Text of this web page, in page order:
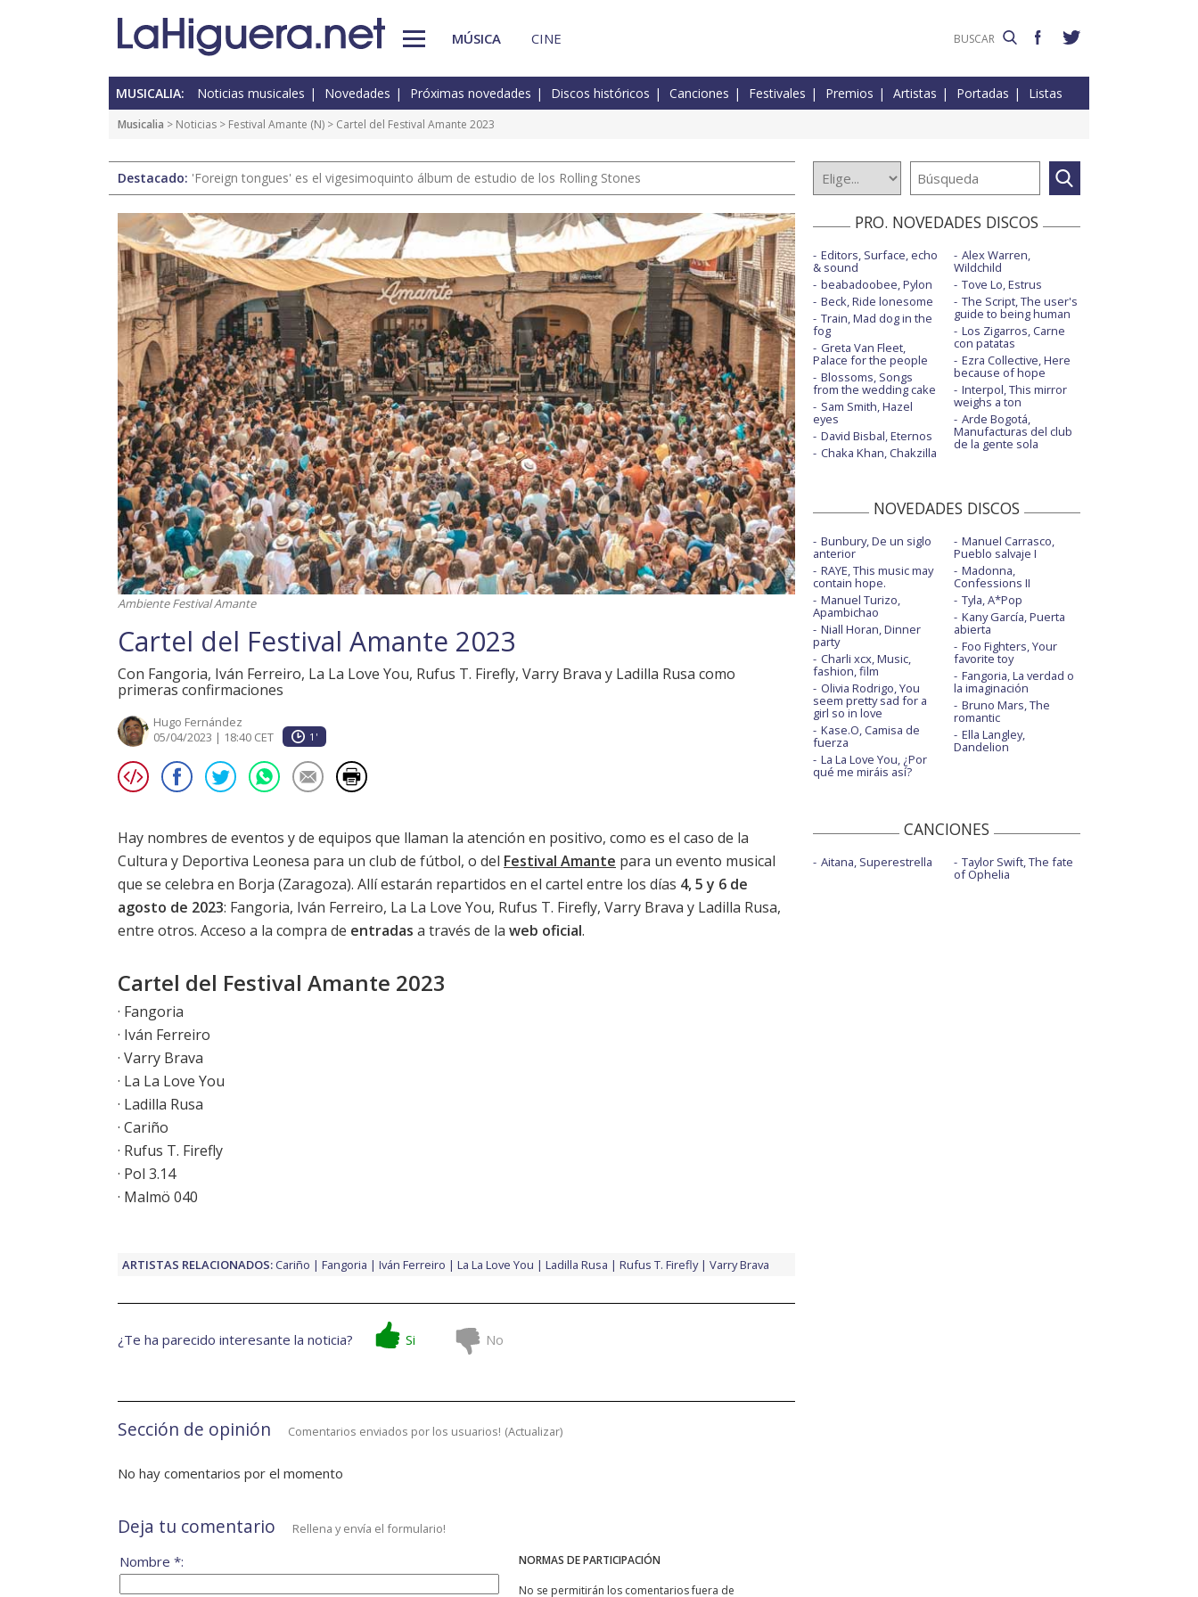
MÚSICA CINE
MUSICALIA: Noticias musicales Novedades Próximas novedades Discos históricos Canciones Festivales Premios Artistas Portadas Listas
Musicalia > Noticias > Festival Amante (N) > Cartel del Festival Amante 2023
Destacado: 'Foreign tongues' es el vigesimoquinto álbum de estudio de los Rolling Stones
Ambiente Festival Amante
Cartel del Festival Amante 2023
Con Fangoria, Iván Ferreiro, La La Love You, Rufus T. Firefly, Varry Brava y Ladilla Rusa como
primeras confirmaciones
Hugo Fernández
05/04/2023 | 18:40 CET
1'
Hay nombres de eventos y de equipos que llaman la atención en positivo, como es el caso de la
Cultura y Deportiva Leonesa para un club de fútbol, o del Festival Amante para un evento musical
que se celebra en Borja (Zaragoza). Allí estarán repartidos en el cartel entre los días 4, 5 y 6 de
agosto de 2023: Fangoria, Iván Ferreiro, La La Love You, Rufus T. Firefly, Varry Brava y Ladilla Rusa,
entre otros. Acceso a la compra de entradas a través de la web oficial.
Cartel del Festival Amante 2023
· Fangoria
· Iván Ferreiro
· Varry Brava
· La La Love You
· Ladilla Rusa
· Cariño
· Rufus T. Firefly
· Pol 3.14
· Malmö 040
ARTISTAS RELACIONADOS:Cariño Fangoria Iván Ferreiro La La Love You Ladilla Rusa Rufus T. Firefly Varry Brava
¿Te ha parecido interesante la noticia? Si No
Sección de opinión Comentarios enviados por los usuarios! (Actualizar)
No hay comentarios por el momento
Deja tu comentario Rellena y envía el formulario!
NORMAS DE PARTICIPACIÓN
No se permitirán los comentarios fuera de
Nombre *:
PRO. NOVEDADES DISCOS
Editors, Surface, echo
& sound
beabadoobee, Pylon
Beck, Ride lonesome
Train, Mad dog in the
fog
Greta Van Fleet,
Palace for the people
Blossoms, Songs
from the wedding cake
Sam Smith, Hazel
eyes
David Bisbal, Eternos
Chaka Khan, Chakzilla
Alex Warren,
Wildchild
Tove Lo, Estrus
The Script, The user's
guide to being human
Los Zigarros, Carne
con patatas
Ezra Collective, Here
because of hope
Interpol, This mirror
weighs a ton
Arde Bogotá,
Manufacturas del club
de la gente sola
NOVEDADES DISCOS
Bunbury, De un siglo
anterior
RAYE, This music may
contain hope.
Manuel Turizo,
Apambichao
Niall Horan, Dinner
party
Charli xcx, Music,
fashion, film
Olivia Rodrigo, You
seem pretty sad for a
girl so in love
Kase.O, Camisa de
fuerza
La La Love You, ¿Por
qué me miráis así?
Manuel Carrasco,
Pueblo salvaje I
Madonna,
Confessions II
Tyla, A*Pop
Kany García, Puerta
abierta
Foo Fighters, Your
favorite toy
Fangoria, La verdad o
la imaginación
Bruno Mars, The
romantic
Ella Langley,
Dandelion
CANCIONES
Aitana, Superestrella Taylor Swift, The fate
of Ophelia